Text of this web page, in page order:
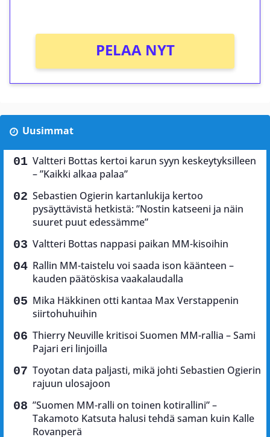
PELAA NYT
Uusimmat
Valtteri Bottas kertoi karun syyn keskeytyksilleen
– ”Kaikki alkaa palaa”
Sebastien Ogierin kartanlukija kertoo
pysäyttävistä hetkistä: ”Nostin katseeni ja näin
suuret puut edessämme”
Valtteri Bottas nappasi paikan MM-kisoihin
Rallin MM-taistelu voi saada ison käänteen –
kauden päätöskisa vaakalaudalla
Mika Häkkinen otti kantaa Max Verstappenin
siirtohuhuihin
Thierry Neuville kritisoi Suomen MM-rallia – Sami
Pajari eri linjoilla
Toyotan data paljasti, mikä johti Sebastien Ogierin
rajuun ulosajoon
”Suomen MM-ralli on toinen kotirallini” –
Takamoto Katsuta halusi tehdä saman kuin Kalle
Rovanperä